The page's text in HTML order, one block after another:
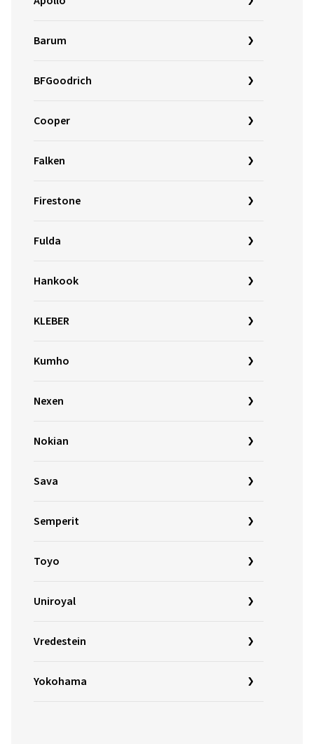
Barum
BFGoodrich
Cooper
Falken
Firestone
Fulda
Hankook
KLEBER
Kumho
Nexen
Nokian
Sava
Semperit
Toyo
Uniroyal
Vredestein
Yokohama